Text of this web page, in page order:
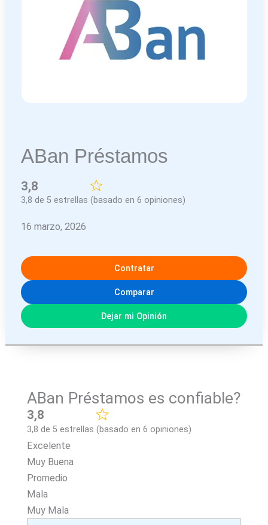
ABan Préstamos
3,8
3,8 de 5 estrellas (basado en 6 opiniones)
16 marzo, 2026
Contratar
Comparar
Dejar mi Opinión
ABan Préstamos es confiable?
3,8
3,8 de 5 estrellas (basado en 6 opiniones)
Excelente
Muy Buena
Promedio
Mala
Muy Mala